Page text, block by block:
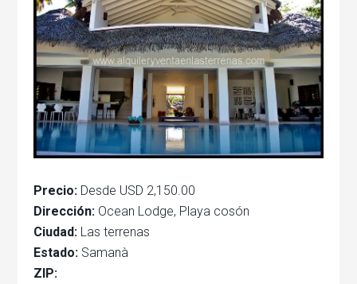
Precio: Desde USD 2,150.00
Dirección: Ocean Lodge, Playa cosón
Ciudad: Las terrenas
Estado: Samanà
ZIP: